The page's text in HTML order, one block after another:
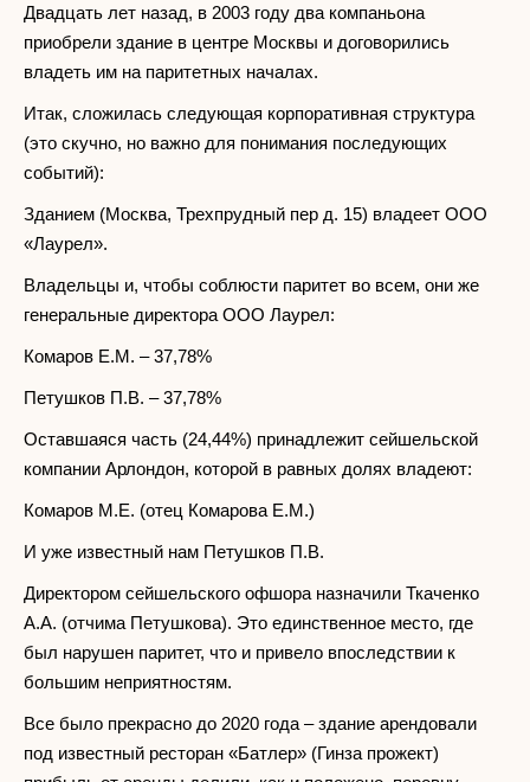
Двадцать лет назад, в 2003 году два компаньона
приобрели здание в центре Москвы и договорились
владеть им на паритетных началах.
Итак, сложилась следующая корпоративная структура
(это скучно, но важно для понимания последующих
событий):
Зданием (Москва, Трехпрудный пер д. 15) владеет ООО
«Лаурел».
Владельцы и, чтобы соблюсти паритет во всем, они же
генеральные директора ООО Лаурел:
Комаров Е.М. – 37,78%
Петушков П.В. – 37,78%
Оставшаяся часть (24,44%) принадлежит сейшельской
компании Арлондон, которой в равных долях владеют:
Комаров М.Е. (отец Комарова Е.М.)
И уже известный нам Петушков П.В.
Директором сейшельского офшора назначили Ткаченко
А.А. (отчима Петушкова). Это единственное место, где
был нарушен паритет, что и привело впоследствии к
большим неприятностям.
Все было прекрасно до 2020 года – здание арендовали
под известный ресторан «Батлер» (Гинза прожект)